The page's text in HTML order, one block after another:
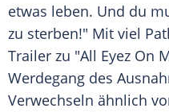
etwas leben. Und du
zu sterben!" Mit viel
Trailer zu "All Eyez On
Werdegang des
Verwechseln ähnlich